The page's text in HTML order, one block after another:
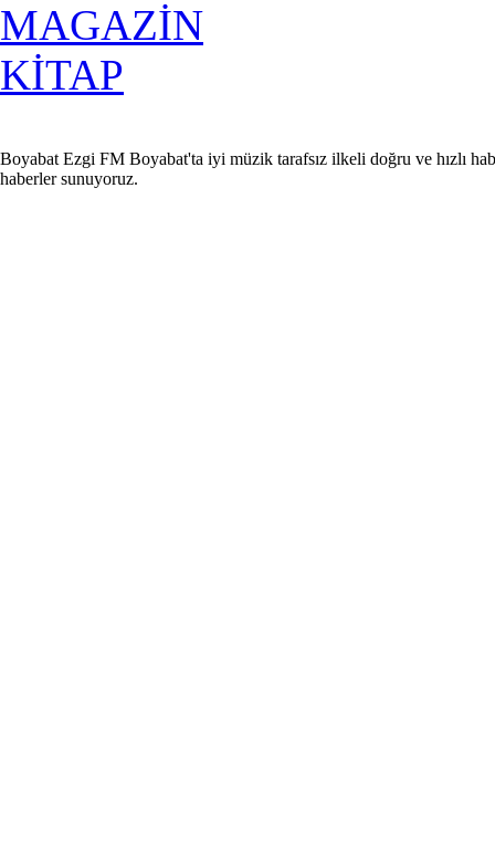
MAGAZİN
KİTAP
Boyabat Ezgi FM Boyabat'ta iyi müzik tarafsız ilkeli doğru ve hızlı
haberler sunuyoruz.